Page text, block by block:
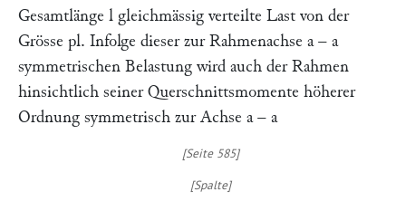
Gesamtlänge l gleichmässig verteilte Last von der
Grösse pl. Infolge dieser zur Rahmenachse a – a
symmetrischen Belastung wird auch der Rahmen
hinsichtlich seiner Querschnittsmomente höherer
Ordnung symmetrisch zur Achse a – a